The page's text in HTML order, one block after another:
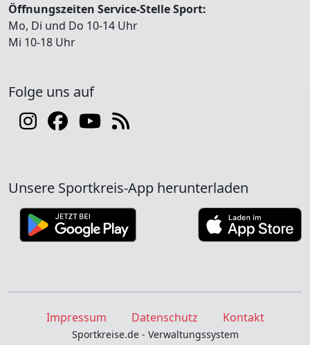
Öffnungszeiten Service-Stelle Sport:
Mo, Di und Do 10-14 Uhr
Mi 10-18 Uhr
Folge uns auf
Unsere Sportkreis-App herunterladen
Impressum Datenschutz Kontakt
Sportkreise.de - Verwaltungssystem